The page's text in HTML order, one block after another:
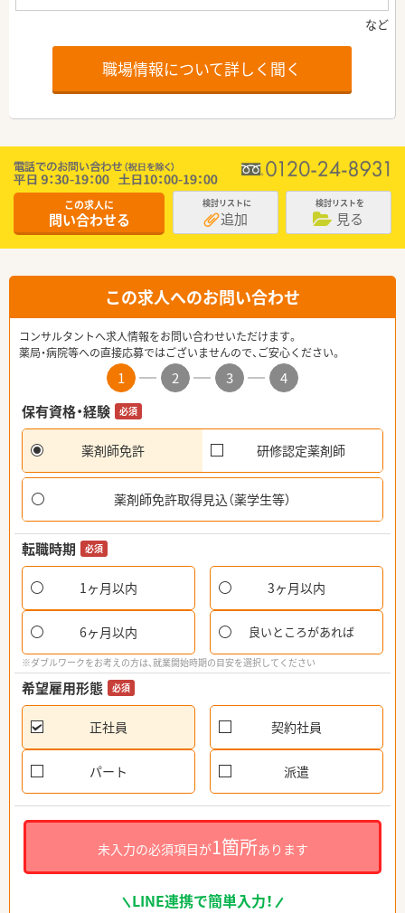
職場情報について詳しく聞く
この求人に
問い合わせる
検討リストに
追加
検討リストを
見る
この求人へのお問い合わせ
コンサルタントへ求人情報をお問い合わせいただけます。
薬局・病院等への直接応募ではございませんので、ご安心ください。
1 2 3
4
保有資格・経験
必須
薬剤師免許 研修認定薬剤師
薬剤師免許取得見込（薬学生等）
転職時期 必須
1ヶ月以内 3ヶ月以内
6ヶ月以内 良いところがあれば
※ダブルワークをお考えの方は、就業開始時期の目安を選択してください
希望雇用形態 必須
正社員 契約社員
パート 派遣
未入力の必須項目が1箇所あります
LINE連携で簡単入力！